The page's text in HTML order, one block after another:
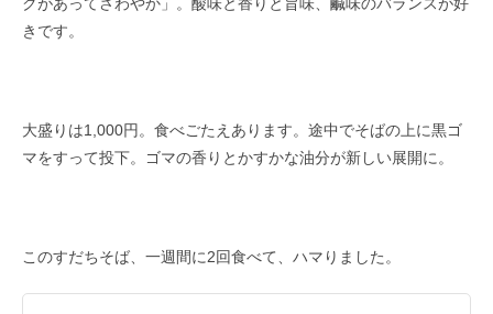
クがあってさわやか」。酸味と香りと旨味、鹹味のバランスが好
きです。
大盛りは1,000円。食べごたえあります。途中でそばの上に黒ゴ
マをすって投下。ゴマの香りとかすかな油分が新しい展開に。
このすだちそば、一週間に2回食べて、ハマりました。